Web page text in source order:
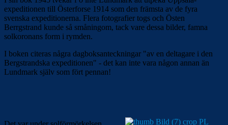
expeditionen till Österforse 1914 som den främsta av de fyra
svenska expeditionerna. Flera fotografier togs och Östen
Berrgstrand kunde så småningom, tack vare dessa bilder, famna
solkoronans form i rymden.
I boken citeras några dagboksanteckningar "av en deltagare i den
Bergstrandska expeditionen" - det kan inte vara någon annan än
Lundmark själv som fört pennan!